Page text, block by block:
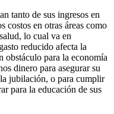
tanto de sus ingresos en
costos en otras áreas como
lo cual va en
reducido afecta la
obstáculo para la economía
dinero para asegurar su
jubilación, o para cumplir
para la educación de sus